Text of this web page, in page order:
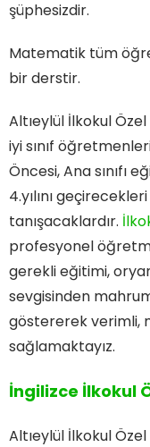
şüphesizdir.
Matematik tüm
bir derstir.
Altıeylül İlkokul
iyi sınıf
Öncesi, Ana sınıfı
4.yılını
tanışacaklardır.
profesyonel
gerekli eğitimi,
sevgisinden
göstererek verimli,
sağlamaktayız.
İngilizce İlkokul
Altıeylül İlkokul